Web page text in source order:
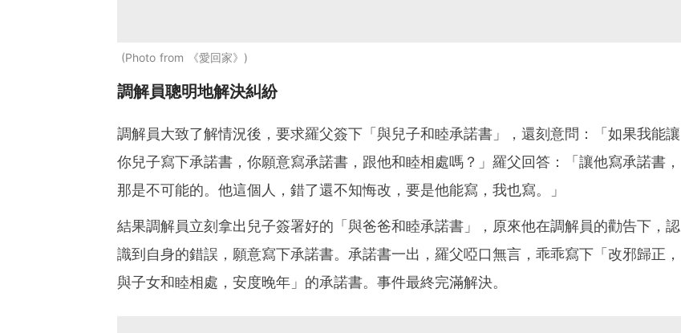
Photo from 《愛回家》
調解員聰明地解決糾紛
調解員大致了解情況後，要求羅父簽下「與兒子和睦承諾書」，還刻意問：「如果我能讓
你兒子寫下承諾書，你願意寫承諾書，跟他和睦相處嗎？」羅父回答：「讓他寫承諾書，
那是不可能的。他這個人，錯了還不知悔改，要是他能寫，我也寫。」
結果調解員立刻拿出兒子簽署好的「與爸爸和睦承諾書」，原來他在調解員的勸告下，認
識到自身的錯誤，願意寫下承諾書。承諾書一出，羅父啞口無言，乖乖寫下「改邪歸正，
與子女和睦相處，安度晚年」的承諾書。事件最終完滿解決。